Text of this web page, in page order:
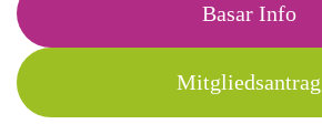
Basar Info
Mitgliedsantrag